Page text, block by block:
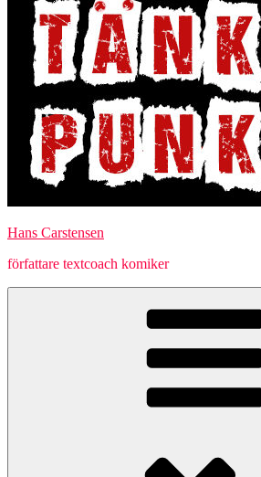
Hans Carstensen
författare textcoach komiker